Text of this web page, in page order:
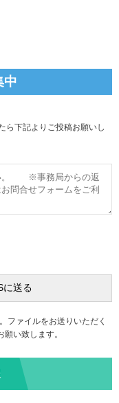
中
ら下記よりご投稿お願いし
ファイルをお送りいただく
願い致します。